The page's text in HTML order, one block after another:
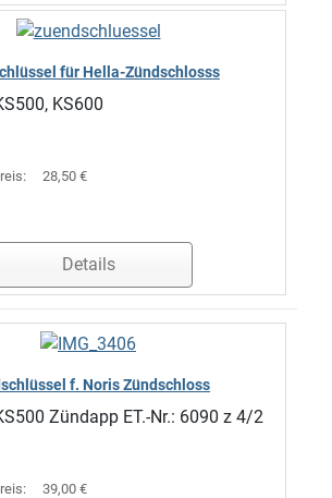
für Hella-Zündschlosss
KS600
28,50 €
Details
f. Noris Zündschloss
Zündapp ET.-Nr.: 6090 z 4/2
39,00 €